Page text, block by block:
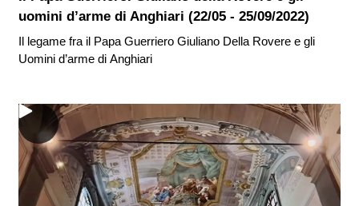
uomini d’arme di Anghiari (22/05 - 25/09/2022)
Il legame fra il Papa Guerriero Giuliano Della Rovere e gli
Uomini d’arme di Anghiari